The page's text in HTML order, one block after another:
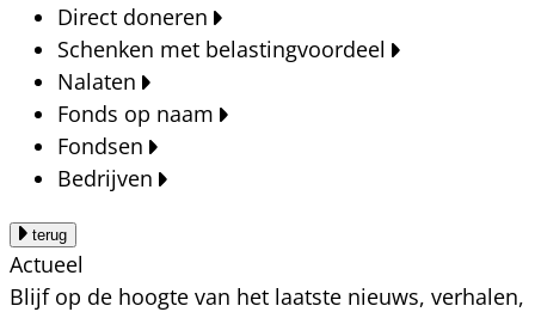
Direct doneren
Schenken met belastingvoordeel
Nalaten
Fonds op naam
Fondsen
Bedrijven
terug
Actueel
Blijf op de hoogte van het laatste nieuws, verhalen,